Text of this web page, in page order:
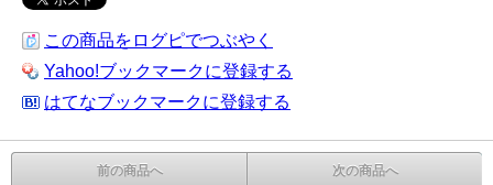
この商品をログピでつぶやく
Yahoo!ブックマークに登録する
はてなブックマークに登録する
前の商品へ 次の商品へ